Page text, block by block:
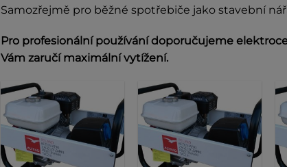
Samozřejmě pro běžné spotřebiče jako stavební
Pro profesionální používání doporučujeme
Vám zaručí maximální vytížení.